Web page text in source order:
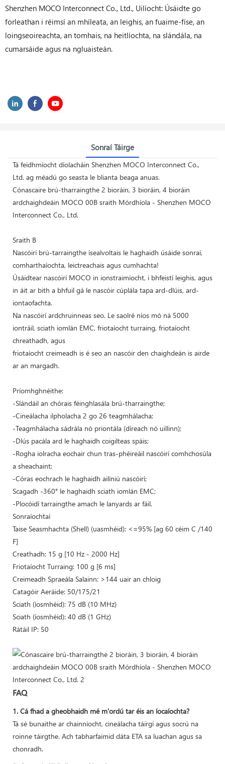
Shenzhen MOCO Interconnect Co., Ltd., Uilíocht: Úsáidte go
forleathan i réimsí an mhíleata, an leighis, an fuaime-físe, an
loingseoireachta, an tomhais, na heitlíochta, na slándála, na
cumarsáide agus na ngluaisteán.
Sonraí Táirge
Tá feidhmíocht díolacháin Shenzhen MOCO Interconnect Co.,
Ltd. ag méadú go seasta le blianta beaga anuas.
Cónascaire brú-tharraingthe 2 bioráin, 3 bioráin, 4 bioráin
ardchaighdeáin MOCO 00B sraith Mórdhíola - Shenzhen MOCO
Interconnect Co., Ltd.
Sraith B
Nascóirí brú-tarraingthe ísealvoltais le haghaidh úsáide sonraí,
comharthaíochta, leictreachais agus cumhachta!
Úsáidtear nascóirí MOCO in ionstraimíocht, i bhfeistí leighis, agus
in áit ar bith a bhfuil gá le nascóir cúplála tapa ard-dlúis, ard-
iontaofachta.
Na nascóirí ardchruinneas seo. Le saolré níos mó ná 5000
iontráil, sciath iomlán EMC, friotaíocht turraing, friotaíocht
chreathadh, agus
friotaíocht creimeadh is é seo an nascóir den chaighdeán is airde
ar an margadh.
Príomhghnéithe:
-Slándáil an chórais féinghlasála brú-tharraingthe;
-Cineálacha ilpholacha 2 go 26 teagmhálacha;
-Teagmhálacha sádrála nó priontála (díreach nó uillinn);
-Dlús pacála ard le haghaidh coigilteas spáis;
-Rogha iolracha eochair chun tras-phéireáil nascóirí comhchosúla
a sheachaint;
-Córas eochrach le haghaidh ailíniú nascóirí;
Scagadh -360° le haghaidh sciath iomlán EMC;
-Plocóidí tarraingthe amach le lanyards ar fáil.
Sonraíochtaí
Taise Seasmhachta (Shell) (uasmhéid): <=95% [ag 60 céim C /140
F]
Creathadh: 15 g [10 Hz - 2000 Hz]
Friotaíocht Turraing: 100 g [6 ms]
Creimeadh Spraeála Salainn: >144 uair an chloig
Catagóir Aeráide: 50/175/21
Sciath (íosmhéid): 75 dB (10 MHz)
Sciath (íosmhéid): 40 dB (1 GHz)
Rátáil IP: 50
FAQ
1. Cá fhad a gheobhaidh mé m'ordú tar éis an íocaíochta?
Tá sé bunaithe ar chainníocht, cineálacha táirgí agus socrú na
roinne táirgthe. Ach tabharfaimid dáta ETA sa luachan agus sa
chonradh.